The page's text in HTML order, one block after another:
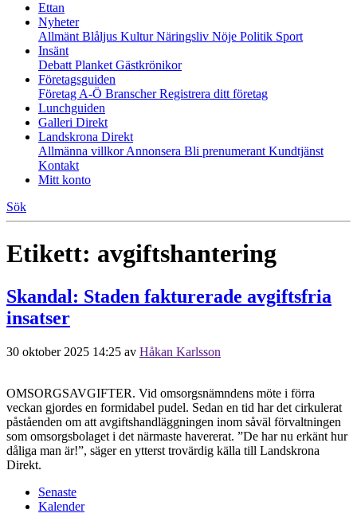
Ettan
Nyheter
Allmänt Blåljus KulturNäringsliv Nöje Politik Sport
Insänt
Debatt Planket Gästkrönikor
Företagsguiden
Företag A-Ö BranscherRegistrera ditt företag
Lunchguiden
Galleri Direkt
Landskrona Direkt
Allmänna villkorAnnonsera Bli prenumerant Kundtjänst
Kontakt
Mitt konto
Sök
Etikett: avgiftshantering
Skandal: Staden fakturerade avgiftsfria
insatser
30 oktober 2025 14:25 av Håkan Karlsson
OMSORGSAVGIFTER. Vid omsorgsnämndens möte i förra
veckan gjordes en formidabel pudel. Sedan en tid har det cirkulerat
påståenden om att avgiftshandläggningen inom såväl förvaltningen
som omsorgsbolaget i det närmaste havererat. ”De har nu erkänt hur
dåliga man är!”, säger en ytterst trovärdig källa till Landskrona
Direkt.
Senaste
Kalender